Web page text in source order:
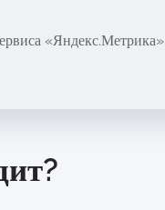
«Яндекс.Метрика»